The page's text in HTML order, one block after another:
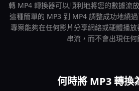
轉 MP4 轉換器可以順利地將您的數據流
這種簡單的 MP3 到 MP4 調整成功地繞
專案能夠在任何影片分享網絡或硬體播
串流，而不會出現任何
何時將 MP3 轉換